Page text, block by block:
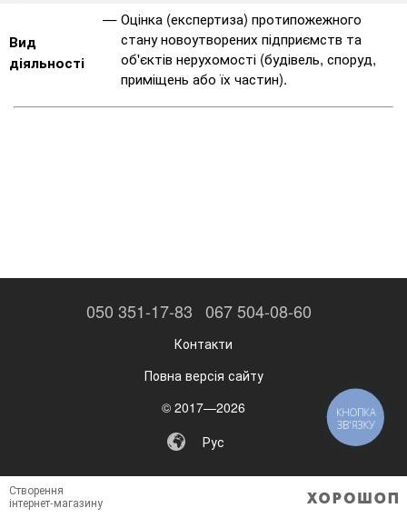
Вид
діяльності
Оцінка (експертиза) протипожежного
стану новоутворених підприємств та
об'єктів нерухомості (будівель, споруд,
приміщень або їх частин).
050 351-17-83 067 504-08-60
Контакти
Повна версія сайту
© 2017—2026
Рус
Створення
інтернет-магазину
КНОПКА
ЗВ'ЯЗКУ